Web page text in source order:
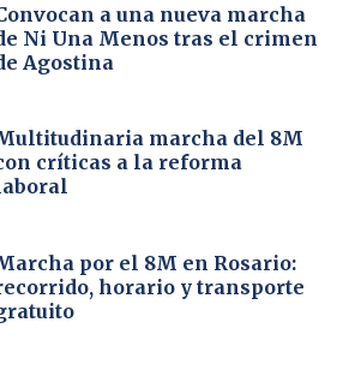
a una nueva marcha
Ni Una Menos tras el crimen
Agostina
marcha del 8M
críticas a la reforma
por el 8M en Rosario:
horario y transporte